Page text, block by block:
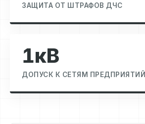
ЗАЩИТА ОТ ШТРАФОВ ДЧС
1кВ
ДОПУСК К СЕТЯМ ПРЕДПРИЯТИЙ